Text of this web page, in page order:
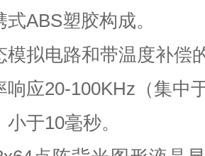
ABS塑胶构成。
模拟电路和带温度补偿
响应20-100KHz（集中
于10毫秒。